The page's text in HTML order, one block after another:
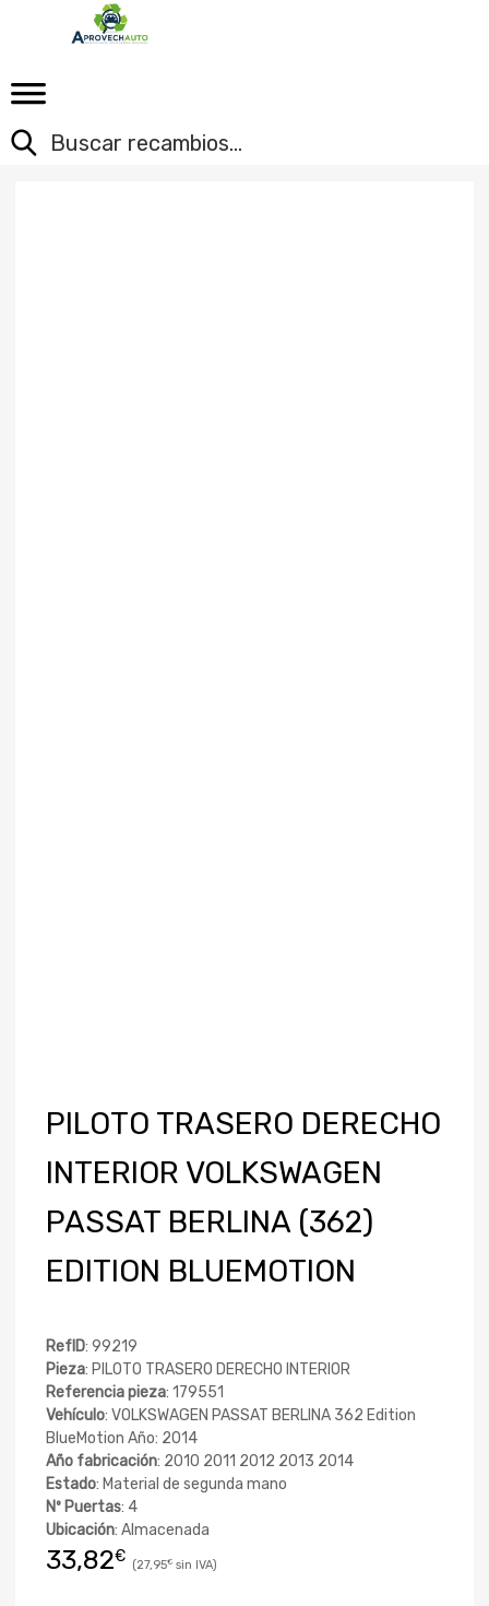
PILOTO TRASERO DERECHO
INTERIOR VOLKSWAGEN
PASSAT BERLINA (362)
EDITION BLUEMOTION
RefID: 99219
Pieza: PILOTO TRASERO DERECHO INTERIOR
Referencia pieza: 179551
Vehículo: VOLKSWAGEN PASSAT BERLINA 362 Edition
BlueMotion Año: 2014
Año fabricación: 2010 2011 2012 2013 2014
Estado: Material de segunda mano
Nº Puertas: 4
Ubicación: Almacenada
33,82€ 27,95€